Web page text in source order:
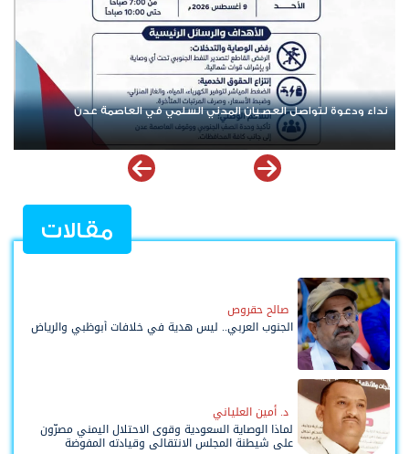
تنفيذية انتقالي العاصمة عدن تدعو الجماهير للمشاركة في الوقفة
التضامنية مع المعتقل البطل معين المقرحي
مقالات
صالح حقروص
الجنوب العربي.. ليس هدية في خلافات أبوظبي والرياض
د. أمين العلياني
لماذا الوصاية السعودية وقوى الاحتلال اليمني مصرّون
على شيطنة المجلس الانتقالي وقيادته المفوضة